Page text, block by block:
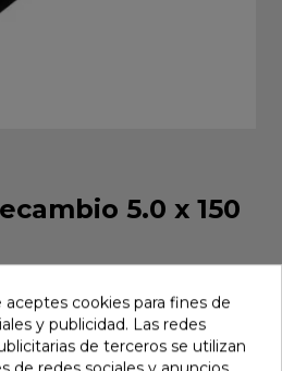
5.0 x 150
Ref:
cookies para fines de
y publicidad. Las redes
de terceros se utilizan